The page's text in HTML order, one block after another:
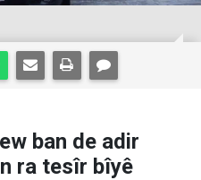
ban de adir
ra tesîr bîyê